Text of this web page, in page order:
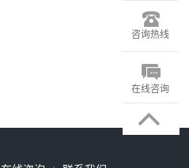
咨询热线
在线咨询